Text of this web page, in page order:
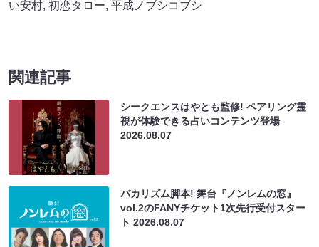
い安村, 初恋タロー, 平成ノブシコブシ
関連記事
シークエンスはやとも監修! ペアリング霊
視が体験できる占いコンテンツ登場
2026.08.07
バカリズム脚本! 舞台『ノンレムの窓』
vol.2のFANYチケット1次先行受付スター
ト2026.08.07